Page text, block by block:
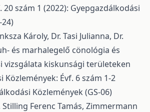
20 szám 1 (2022): Gyepgazdálkodási
Károly, Dr. Tasi Julianna, Dr.
és marhalegelő cönológia és
vizsgálata kiskunsági területeken
Közlemények: Évf. 6 szám 1-2
Közlemények (GS-06)
Stilling Ferenc Tamás, Zimmermann